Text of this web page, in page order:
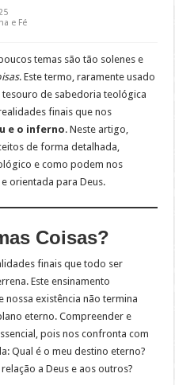
e Fé
temas são tão solenes e
. Este termo, raramente usado
de sabedoria teológica
finais que nos
e o inferno. Neste artigo,
de forma detalhada,
e como podem nos
orientada para Deus.
Coisas?
finais que todo ser
Este ensinamento
existência não termina
eterno. Compreender e
pois nos confronta com
Qual é o meu destino eterno?
a Deus e aos outros?